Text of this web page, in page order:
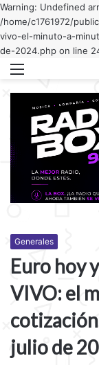
Warning: Undefined
/home/c1761972/
vivo-el-minuto-a-
de-2024.php on line
Generales
Euro hoy
VIVO: el
julio de